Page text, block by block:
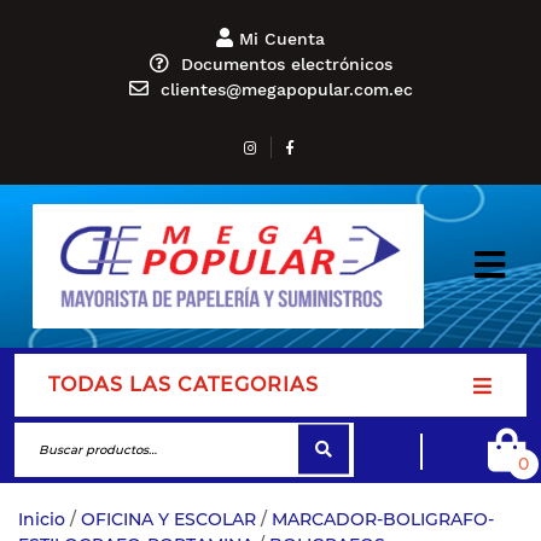
Mi Cuenta
Documentos electrónicos
clientes@megapopular.com.ec
TODAS LAS CATEGORIAS
0
Inicio / OFICINA Y ESCOLAR / MARCADOR-BOLIGRAFO-